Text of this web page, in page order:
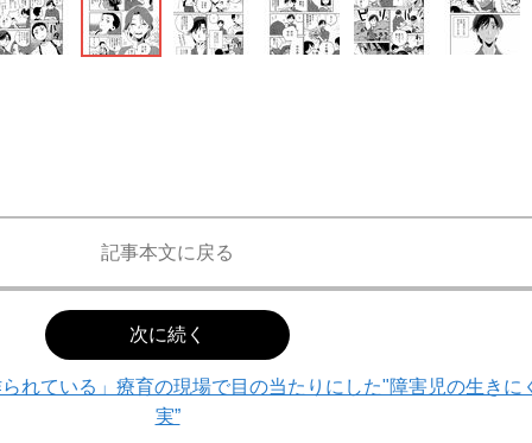
記事本文に戻る
次に続く
れている」療育の現場で目の当たりにした"障害児の生きに
実”